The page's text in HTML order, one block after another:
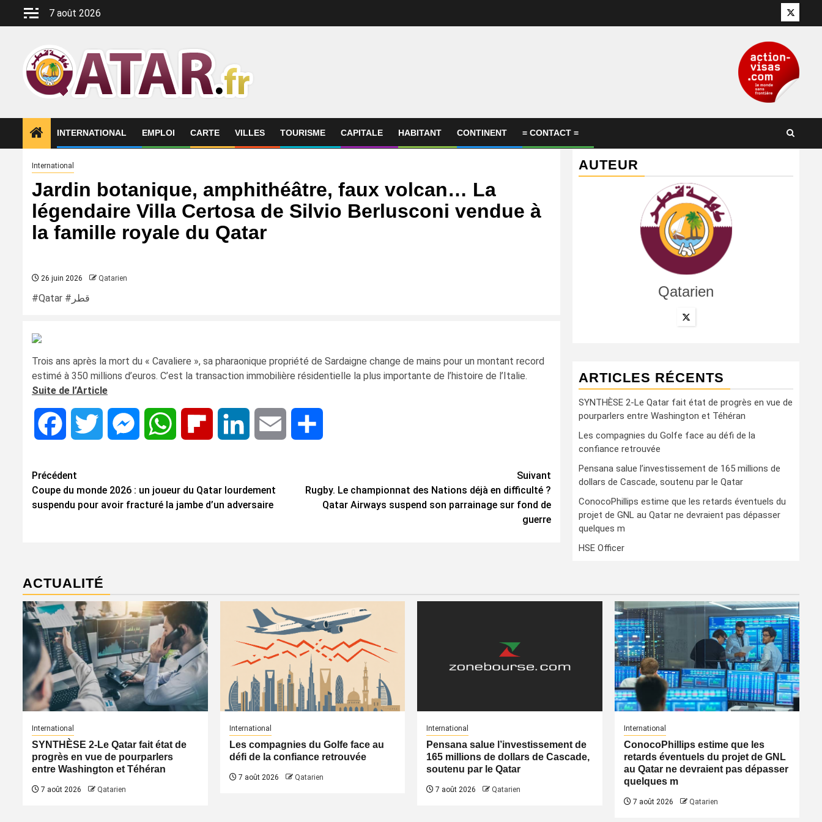
7 août 2026 Twitter
INTERNATIONAL EMPLOI CARTE VILLES TOURISME CAPITALE HABITANT CONTINENT = CONTACT =
International
Jardin botanique, amphithéâtre, faux volcan… La
légendaire Villa Certosa de Silvio Berlusconi vendue à
la famille royale du Qatar
26 juin 2026 Qatarien
#Qatar #قطر
Trois ans après la mort du « Cavaliere », sa pharaonique propriété de Sardaigne change de mains pour un montant record
estimé à 350 millions d’euros. C’est la transaction immobilière résidentielle la plus importante de l’histoire de l’Italie.
Suite de l’Article
Facebook Twitter MessengerWhatsApp Flipboard LinkedIn Email
Navigation
d’article
Précédent
Coupe du monde 2026 : un joueur du Qatar lourdement
suspendu pour avoir fracturé la jambe d’un adversaire
Suivant
Rugby. Le championnat des Nations déjà en difficulté ?
Qatar Airways suspend son parrainage sur fond de
guerre
AUTEUR
Qatarien
ARTICLES RÉCENTS
SYNTHÈSE 2-Le Qatar fait état de progrès en vue de
pourparlers entre Washington et Téhéran
Les compagnies du Golfe face au défi de la
confiance retrouvée
Pensana salue l’investissement de 165 millions de
dollars de Cascade, soutenu par le Qatar
ConocoPhillips estime que les retards éventuels du
projet de GNL au Qatar ne devraient pas dépasser
quelques m
HSE Officer
ACTUALITÉ
International
SYNTHÈSE 2-Le Qatar fait état de
progrès en vue de pourparlers
entre Washington et Téhéran
7 août 2026 Qatarien
International
Les compagnies du Golfe face au
défi de la confiance retrouvée
7 août 2026 Qatarien
International
Pensana salue l’investissement de
165 millions de dollars de Cascade,
soutenu par le Qatar
7 août 2026 Qatarien
International
ConocoPhillips estime que les
retards éventuels du projet de GNL
au Qatar ne devraient pas dépasser
quelques m
7 août 2026 Qatarien